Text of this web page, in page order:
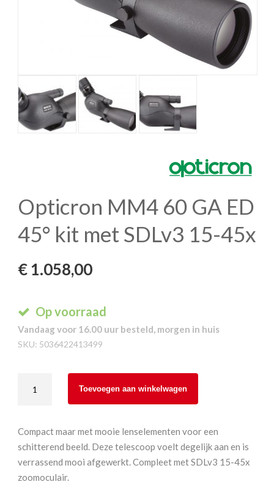
Opticron MM4 60 GA ED
45° kit met SDLv3 15-45x
€ 1.058,00
Op voorraad
Vandaag voor 16.00 uur besteld, morgen in huis
SKU: 5036422413499
MM4
GA
ED
Toevoegen aan winkelwagen
Compact maar met mooie lenselementen voor een
schitterend beeld. Deze telescoop voelt degelijk aan en is
verrassend mooi afgewerkt. Compleet met SDLv3 15-45x
zoomoculair.